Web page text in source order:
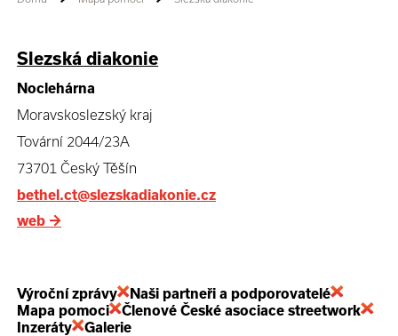
Slezská diakonie
Noclehárna
Moravskoslezský kraj
Tovární 2044/23A
73701 Český Těšín
bethel.ct@slezskadiakonie.cz
web →
Výroční zprávy
Naši partneři a podporovatelé
Mapa pomoci
Členové České asociace streetwork
Inzeráty
Galerie